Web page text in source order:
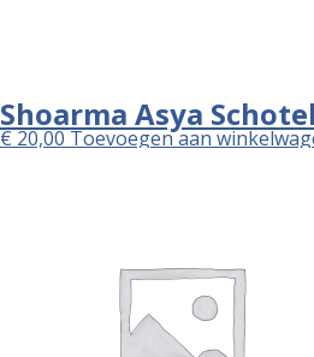
Shoarma Asya
€20,00Toevoegen aan